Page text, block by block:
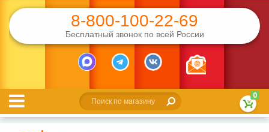
8-800-100-22-69
Бесплатный звонок по всей России
0